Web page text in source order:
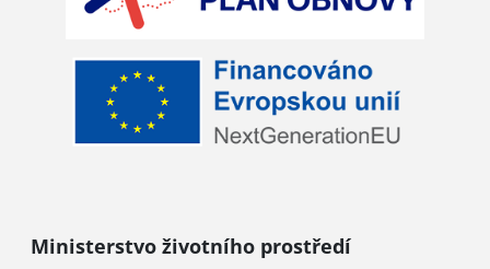
Ministerstvo životního prostředí